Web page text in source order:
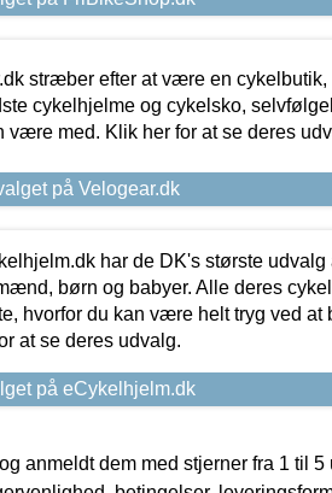
stræber efter at være en cykelbutik,
cykelhjelme og cykelsko,
være med. Klik her for at se deres
på Velogear.dk
har de DK's største udvalg
børn og babyer. Alle deres
hvorfor du kan være helt tryg ved at
at se deres udvalg.
på eCykelhjelm.dk
anmeldt dem med stjerner fra 1 til 5